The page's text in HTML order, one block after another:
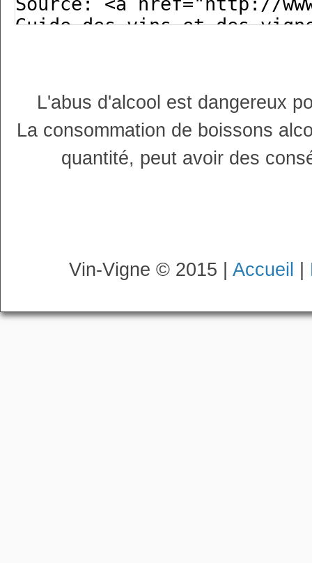
L'abus d'alcool est dangereux
La consommation de boissons
quantité, peut avoir des
Vin-Vigne © 2015 | Accueil